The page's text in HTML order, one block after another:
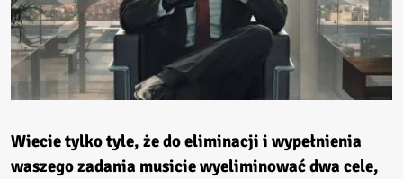
Wiecie tylko tyle, że do eliminacji i wypełnienia
waszego zadania musicie wyeliminować dwa cele,